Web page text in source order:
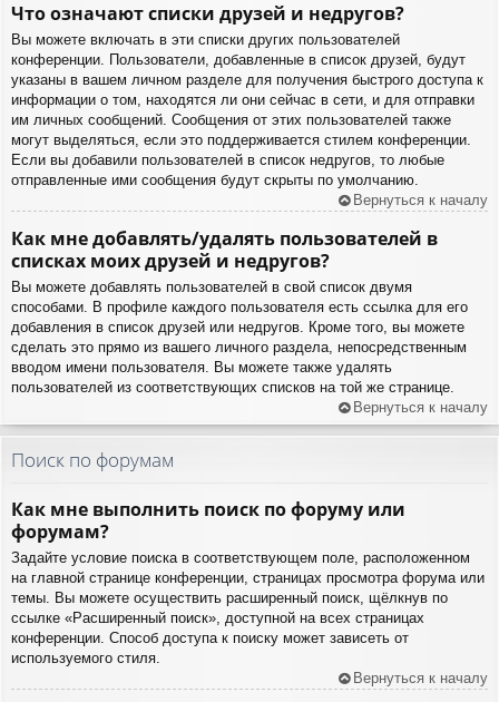
Что означают списки друзей и недругов?
Вы можете включать в эти списки других пользователей
конференции. Пользователи, добавленные в список друзей, будут
указаны в вашем личном разделе для получения быстрого доступа к
информации о том, находятся ли они сейчас в сети, и для отправки
им личных сообщений. Сообщения от этих пользователей также
могут выделяться, если это поддерживается стилем конференции.
Если вы добавили пользователей в список недругов, то любые
отправленные ими сообщения будут скрыты по умолчанию.
Вернуться к началу
Как мне добавлять/удалять пользователей в
списках моих друзей и недругов?
Вы можете добавлять пользователей в свой список двумя
способами. В профиле каждого пользователя есть ссылка для его
добавления в список друзей или недругов. Кроме того, вы можете
сделать это прямо из вашего личного раздела, непосредственным
вводом имени пользователя. Вы можете также удалять
пользователей из соответствующих списков на той же странице.
Вернуться к началу
Поиск по форумам
Как мне выполнить поиск по форуму или
форумам?
Задайте условие поиска в соответствующем поле, расположенном
на главной странице конференции, страницах просмотра форума или
темы. Вы можете осуществить расширенный поиск, щёлкнув по
ссылке «Расширенный поиск», доступной на всех страницах
конференции. Способ доступа к поиску может зависеть от
используемого стиля.
Вернуться к началу